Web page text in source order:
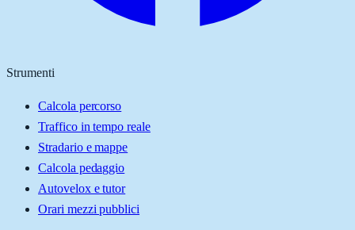
Strumenti
Calcola percorso
Traffico in tempo reale
Stradario e mappe
Calcola pedaggio
Autovelox e tutor
Orari mezzi pubblici